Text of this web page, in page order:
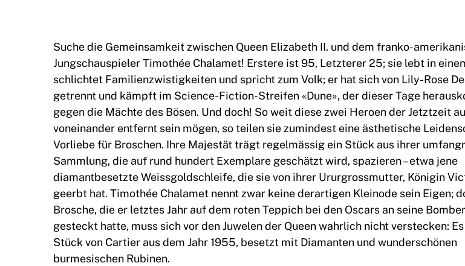
Suche die Gemeinsamkeit zwischen Queen Elizabeth II. und dem franko-
Jungschauspieler Timothée Chalamet! Erstere ist 95, Letzterer 25; sie lebt in
schlichtet Familienzwistigkeiten und spricht zum Volk; er hat sich von Lily-Rose
getrennt und kämpft im Science-Fiction-Streifen «Dune», der dieser Tage
gegen die Mächte des Bösen. Und doch! So weit diese zwei Heroen der Jetztzeit
voneinander entfernt sein mögen, so teilen sie zumindest eine ästhetische
Vorliebe für Broschen. Ihre Majestät trägt regelmässig ein Stück aus ihrer
Sammlung, die auf rund hundert Exemplare geschätzt wird, spazieren – etwa jene
diamantbesetzte Weissgoldschleife, die sie von ihrer Ururgrossmutter, Königin
geerbt hat. Timothée Chalamet nennt zwar keine derartigen Kleinode sein Eigen;
Brosche, die er letztes Jahr auf dem roten Teppich bei den Oscars an seine
gesteckt hatte, muss sich vor den Juwelen der Queen wahrlich nicht verstecken:
Stück von Cartier aus dem Jahr 1955, besetzt mit Diamanten und wunderschönen
burmesischen Rubinen.